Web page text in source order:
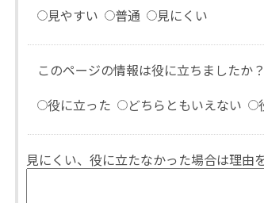
見やすい
普通 見にくい
このページの情報は役に立ちましたか？
役に立った
どちらともいえない
見にくい、役に立たなかった場合は理由